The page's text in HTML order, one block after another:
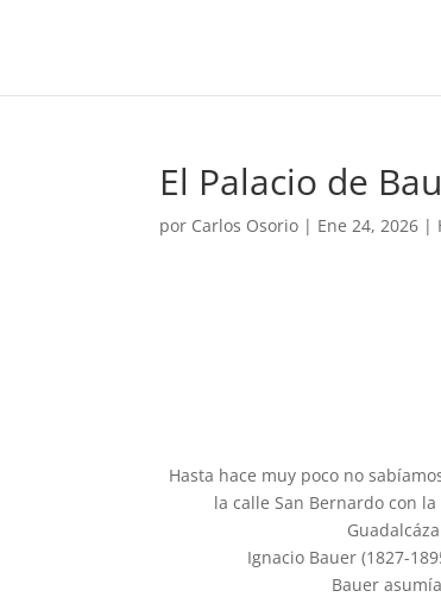
El Palacio de
por Carlos Osorio | Ene 24, 2026 |
Hasta hace muy poco no
la calle San Bernardo con
Ignacio Bauer (1827-
Bauer